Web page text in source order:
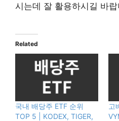
시는데 잘 활용하시길 바
Related
국내 배당주 ETF 순위
TOP 5 | KODEX, TIGER,
고